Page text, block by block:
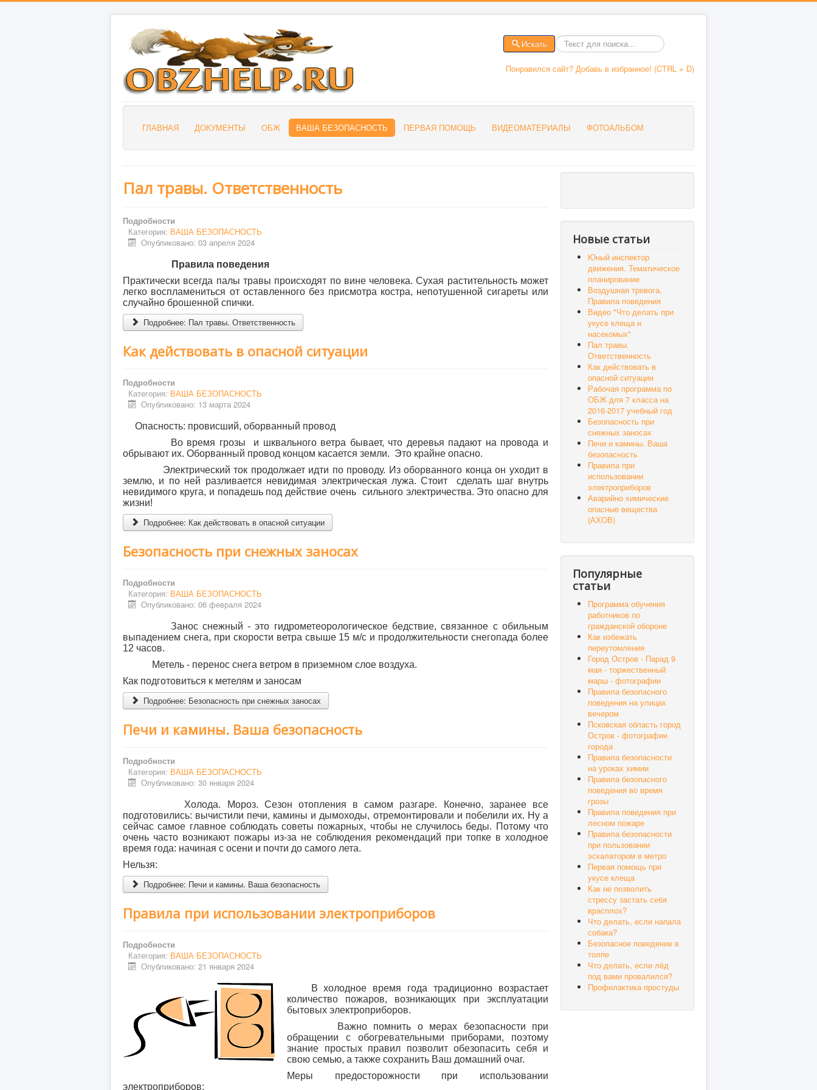
Искать
для
Понравился сайт? Добавь в избранное! (CTRL + D)
ГЛАВНАЯ ДОКУМЕНТЫ ОБЖ ВАША БЕЗОПАСНОСТЬ ПЕРВАЯ ПОМОЩЬ ВИДЕОМАТЕРИАЛЫ ФОТОАЛЬБОМ
Пал травы. Ответственность
Подробности
Категория: ВАША БЕЗОПАСНОСТЬ
Опубликовано: 03 апреля 2024
Правила поведения
Практически всегда палы травы происходят по вине человека. Сухая растительность может
легко воспламениться от оставленного без присмотра костра, непотушенной сигареты или
случайно брошенной спички.
Подробнее: Пал травы. Ответственность
Как действовать в опасной ситуации
Подробности
Категория: ВАША БЕЗОПАСНОСТЬ
Опубликовано: 13 марта 2024
Опасность: провисший, оборванный провод
Во время грозы и шквального ветра бывает, что деревья падают на провода и
обрывают их. Оборванный провод концом касается земли. Это крайне опасно.
Электрический ток продолжает идти по проводу. Из оборванного конца он уходит в
землю, и по ней разливается невидимая электрическая лужа. Стоит сделать шаг внутрь
невидимого круга, и попадешь под действие очень сильного электричества. Это опасно для
жизни!
Подробнее: Как действовать в опасной ситуации
Безопасность при снежных заносах
Подробности
Категория: ВАША БЕЗОПАСНОСТЬ
Опубликовано: 06 февраля 2024
Занос снежный - это гидрометеорологическое бедствие, связанное с обильным
выпадением снега, при скорости ветра свыше 15 м/с и продолжительности снегопада более
12 часов.
Метель - перенос снега ветром в приземном слое воздуха.
Как подготовиться к метелям и заносам
Подробнее: Безопасность при снежных заносах
Печи и камины. Ваша безопасность
Подробности
Категория: ВАША БЕЗОПАСНОСТЬ
Опубликовано: 30 января 2024
Холода. Мороз. Сезон отопления в самом разгаре. Конечно, заранее все
подготовились: вычистили печи, камины и дымоходы, отремонтировали и побелили их. Ну а
сейчас самое главное соблюдать советы пожарных, чтобы не случилось беды. Потому что
очень часто возникают пожары из-за не соблюдения рекомендаций при топке в холодное
время года: начиная с осени и почти до самого лета.
Нельзя:
Подробнее: Печи и камины. Ваша безопасность
Правила при использовании электроприборов
Подробности
Категория: ВАША БЕЗОПАСНОСТЬ
Опубликовано: 21 января 2024
В холодное время года традиционно возрастает
количество пожаров, возникающих при эксплуатации
бытовых электроприборов.
Важно помнить о мерах безопасности при
обращении с обогревательными приборами, поэтому
знание простых правил позволит обезопасить себя и
свою семью, а также сохранить Ваш домашний очаг.
Меры предосторожности при использовании
электроприборов:
Новые статьи
Юный инспектор
движения. Тематическое
планирование
Воздушная тревога.
Правила поведения
Видео "Что делать при
укусе клеща и
насекомых"
Пал травы.
Ответственность
Как действовать в
опасной ситуации
Рабочая программа по
ОБЖ для 7 класса на
2016-2017 учебный год
Безопасность при
снежных заносах
Печи и камины. Ваша
безопасность
Правила при
использовании
электроприборов
Аварийно химические
опасные вещества
(АХОВ)
Популярные
статьи
Программа обучения
работников по
гражданской обороне
Как избежать
переутомления
Город Остров - Парад 9
мая - торжественный
марш - фотографии
Правила безопасного
поведения на улицах
вечером
Псковская область город
Остров - фотографии
города
Правила безопасности
на уроках химии
Правила безопасного
поведения во время
грозы
Правила поведения при
лесном пожаре
Правила безопасности
при пользовании
эскалатором в метро
Первая помощь при
укусе клеща
Как не позволить
стрессу застать себя
врасплох?
Что делать, если напала
собака?
Безопасное поведение в
толпе
Что делать, если лёд
под вами провалился?
Профилактика простуды